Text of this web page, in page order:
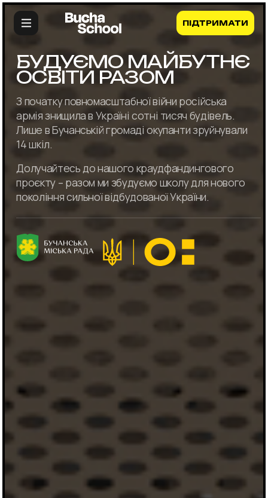
ПІДТРИМАТИ
БУДУЄМО МАЙБУТНЄ
ОСВІТИ РАЗОМ
З початку повномасштабної війни російська
армія знищила в Україні сотні тисяч будівель.
Лише в Бучанській громаді окупанти зруйнували
14 шкіл.
Долучайтесь до нашого краудфандингового
проєкту – разом ми збудуємо школу для нового
покоління сильної відбудованої України.